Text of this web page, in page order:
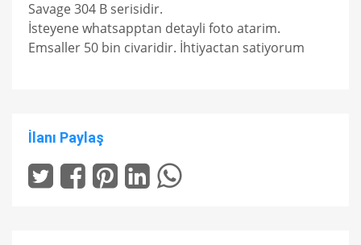
Savage 304 B serisidir.
İsteyene whatsapptan detayli foto atarim.
Emsaller 50 bin civaridir. İhtiyactan satiyorum
İlanı Paylaş